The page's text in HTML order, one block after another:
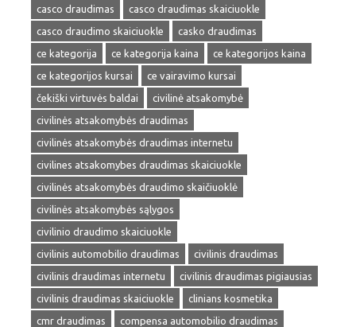
casco draudimas
casco draudimas skaiciuokle
casco draudimo skaiciuokle
casko draudimas
ce kategorija
ce kategorija kaina
ce kategorijos kaina
ce kategorijos kursai
ce vairavimo kursai
čekiški virtuvės baldai
civilinė atsakomybė
civilinės atsakomybės draudimas
civilinės atsakomybės draudimas internetu
civilines atsakomybes draudimas skaiciuokle
civilinės atsakomybės draudimo skaičiuoklė
civilinės atsakomybės sąlygos
civilinio draudimo skaiciuokle
civilinis automobilio draudimas
civilinis draudimas
civilinis draudimas internetu
civilinis draudimas pigiausias
civilinis draudimas skaiciuokle
clinians kosmetika
cmr draudimas
compensa automobilio draudimas